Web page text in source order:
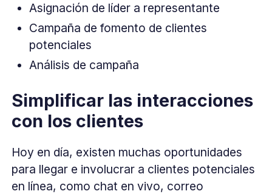
Asignación de líder a representante
Campaña de fomento de clientes
potenciales
Análisis de campaña
Simplificar las interacciones
con los clientes
Hoy en día, existen muchas oportunidades
para llegar e involucrar a clientes potenciales
en línea, como chat en vivo, correo